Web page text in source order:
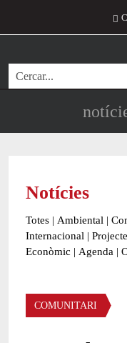
Cerca
Notícies
Totes | Ambiental |
Internacional |
Econòmic | Agenda |
Àmbit de la notícia
COMUNITARI